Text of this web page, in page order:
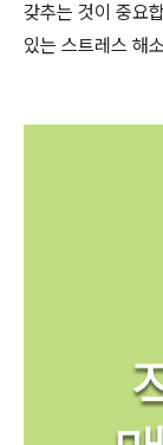
갖추는 것이 중요
있는 스트레스 해